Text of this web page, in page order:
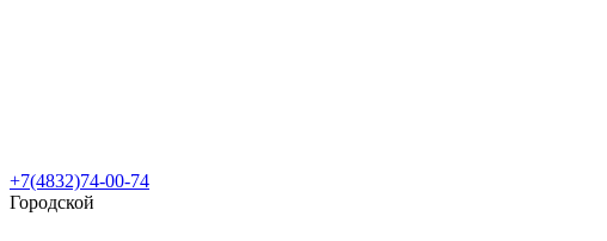
+7(4832)74-00-74
Городской